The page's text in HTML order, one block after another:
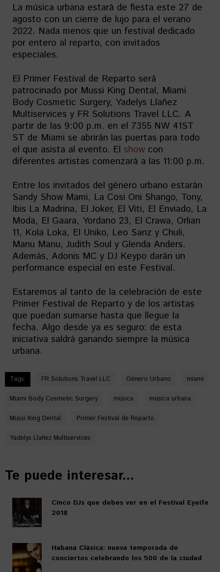
La música urbana estará de fiesta este 27 de
agosto con un cierre de lujo para el verano
2022. Nada menos que un festival dedicado
por entero al reparto, con invitados
especiales.
El Primer Festival de Reparto será
patrocinado por Mussi King Dental, Miami
Body Cosmetic Surgery, Yadelys Llañez
Multiservices y FR Solutions Travel LLC. A
partir de las 9:00 p.m. en el 7355 NW 41ST
ST de Miami se abrirán las puertas para todo
el que asista al evento. El show con
diferentes artistas comenzará a las 11:00 p.m.
Entre los invitados del género urbano estarán
Sandy Show Mami, La Cosi Oni Shango, Tony,
Ibis La Madrina, El Joker, El Viti, El Enviado, La
Moda, El Gaara, Yordano 23, El Crawa, Orlian
11, Kola Loka, El Uniko, Leo Sanz y Chuli,
Manu Manu, Judith Soul y Glenda Anders.
Además, Adonis MC y DJ Keypo darán un
performance especial en este Festival.
Estaremos al tanto de la celebración de este
Primer Festival de Reparto y de los artistas
que puedan sumarse hasta que llegue la
fecha. Algo desde ya es seguro: de esta
iniciativa saldrá ganando siempre la música
urbana.
Tags: FR Solutions Travel LLC Género Urbano miami
Miami Body Cosmetic Surgery música música urbana
Mussi King Dental Primer Festival de Reparto
Yadelys Llañez Multiservices
Te puede interesar...
Cinco DJs que debes ver en el Festival Eyeife
2018
Habana Clásica: nueva temporada de
conciertos celebrando los 500 de la ciudad